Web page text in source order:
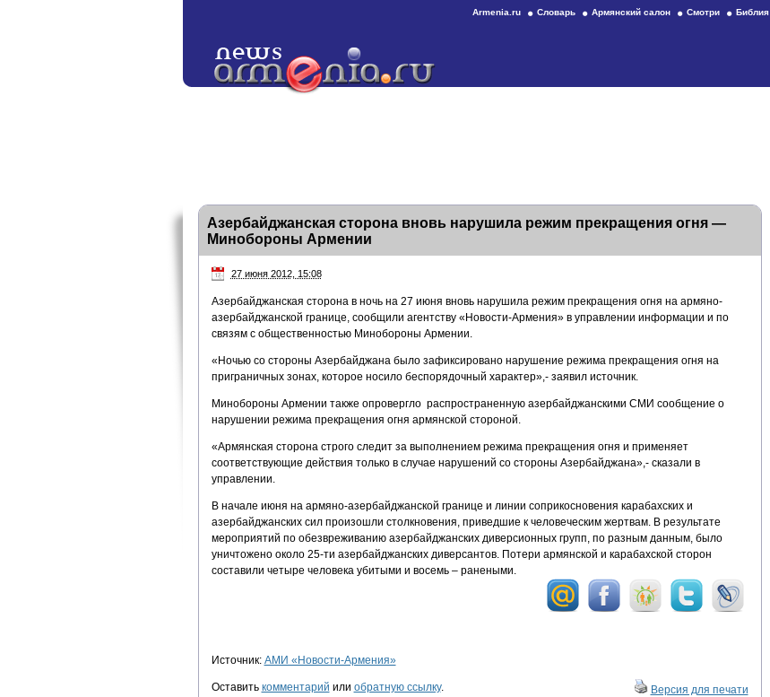
Armenia.ru Словарь Армянский салон Смотри Библия
Азербайджанская сторона вновь нарушила режим прекращения огня —
Минобороны Армении
27 июня 2012, 15:08
Азербайджанская сторона в ночь на 27 июня вновь нарушила режим прекращения огня на армяно-
азербайджанской границе, сообщили агентству «Новости-Армения» в управлении информации и по
связям с общественностью Минобороны Армении.
«Ночью со стороны Азербайджана было зафиксировано нарушение режима прекращения огня на
приграничных зонах, которое носило беспорядочный характер»,- заявил источник.
Минобороны Армении также опровергло распространенную азербайджанскими СМИ сообщение о
нарушении режима прекращения огня армянской стороной.
«Армянская сторона строго следит за выполнением режима прекращения огня и применяет
соответствующие действия только в случае нарушений со стороны Азербайджана»,- сказали в
управлении.
В начале июня на армяно-азербайджанской границе и линии соприкосновения карабахских и
азербайджанских сил произошли столкновения, приведшие к человеческим жертвам. В результате
мероприятий по обезвреживанию азербайджанских диверсионных групп, по разным данным, было
уничтожено около 25-ти азербайджанских диверсантов. Потери армянской и карабахской сторон
составили четыре человека убитыми и восемь – ранеными.
Источник: АМИ «Новости-Армения»
Оставить комментарий или обратную ссылку. Версия для печати